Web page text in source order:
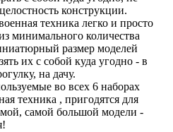
конструкции.
техника легко и просто
минимального количества
размер моделей
их с собой куда угодно - в
на дачу.
во всех 6 наборах
техника , пригодятся для
самой большой модели -